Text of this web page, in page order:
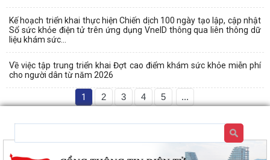
Kế hoạch triển khai thực hiện Chiến dịch 100 ngày tạo lập, cập nhật
Sổ sức khỏe điện tử trên ứng dụng VneID thông qua liên thông dữ
liệu khám sức...
Về việc tập trung triển khai Đợt cao điểm khám sức khỏe miễn phí
cho người dân từ năm 2026
1 2 3 4 5 ...